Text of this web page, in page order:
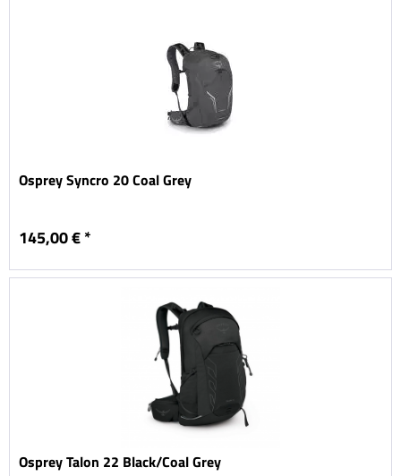
Osprey Syncro 20 Coal Grey
145,00 € *
Osprey Talon 22 Black/Coal Grey